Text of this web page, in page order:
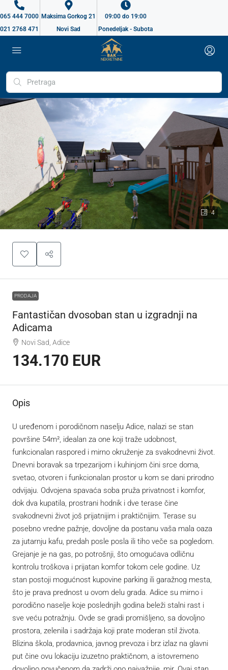
065 444 7000
021 2768 471
Maksima Gorkog 21
Novi Sad
09:00 do 19:00
Ponedeljak - Subota
4
PRODAJA
Fantastičan dvosoban stan u izgradnji na
Adicama
Novi Sad, Adice
134.170 EUR
Opis
U uređenom i porodičnom naselju Adice, nalazi se stan
površine 54m², idealan za one koji traže udobnost,
funkcionalan raspored i mirno okruženje za svakodnevni život.
Dnevni boravak sa trpezarijom i kuhinjom čini srce doma,
svetao, otvoren i funkcionalan prostor u kom se dani prirodno
odvijaju. Odvojena spavaća soba pruža privatnost i komfor,
dok dva kupatila, prostrani hodnik i dve terase čine
svakodnevni život još prijatnijim i praktičnijim. Terase su
posebno vredne pažnje, dovoljne da postanu vaša mala oaza
za jutarnju kafu, predah posle posla ili tiho veče sa pogledom.
Grejanje je na gas, po potrošnji, što omogućava odličnu
kontrolu troškova i prijatan komfor tokom cele godine. Uz
stan postoji mogućnost kupovine parking ili garažnog mesta,
što je prava prednost u ovom delu grada. Adice su mirno i
porodično naselje koje poslednjih godina beleži stalni rast i
sve veću potražnju. Ovde se gradi promišljeno, sa dovoljno
prostora, zelenila i sadržaja koji prate moderan stil života.
Blizina škola, prodavnica, javnog prevoza i brz izlaz na glavni
put čine ovu lokaciju izuzetno praktičnom, a istovremeno